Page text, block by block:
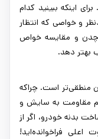
اینکه ببینید کدام
و خواصی که انتظار
چدن و مقایسه خواص
بهتر دهد.
منطقی‌تر است. چراکه
مقاومت به سایش و
بدنه خودرو، اگر از
فراخوانده‌اید!